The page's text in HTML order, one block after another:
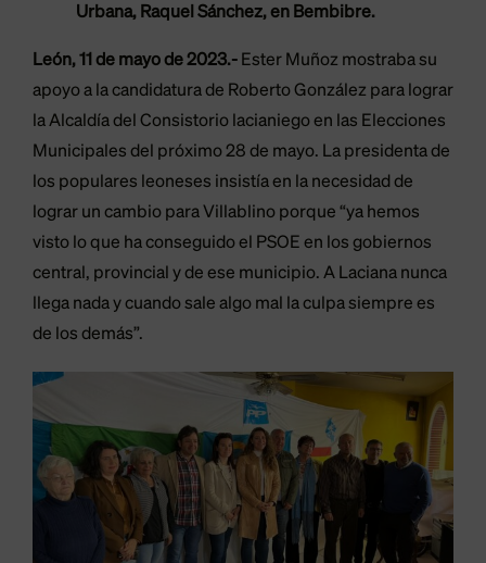
Urbana, Raquel Sánchez, en Bembibre.
León, 11 de mayo de 2023.- Ester Muñoz mostraba su
apoyo a la candidatura de Roberto González para lograr
la Alcaldía del Consistorio lacianiego en las Elecciones
Municipales del próximo 28 de mayo. La presidenta de
los populares leoneses insistía en la necesidad de
lograr un cambio para Villablino porque “ya hemos
visto lo que ha conseguido el PSOE en los gobiernos
central, provincial y de ese municipio. A Laciana nunca
llega nada y cuando sale algo mal la culpa siempre es
de los demás”.